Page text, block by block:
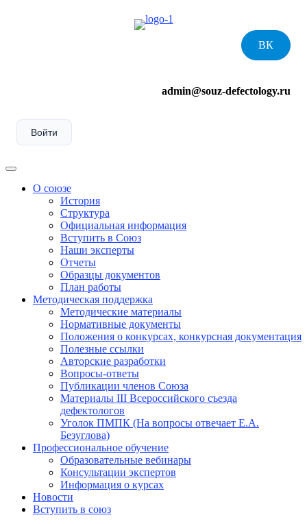
ВК
admin@souz-defectology.ru
Войти
Menu
О союзе
История
Структура
Официальная информация
Вступить в Союз
Наши эксперты
Отчеты
Образцы документов
План работы
Методическая поддержка
Методические материалы
Нормативные документы
Положения о конкурсах, конкурсная документация
Полезные ссылки
Авторские разработки
Вопросы-ответы
Публикации членов Союза
Материалы III Всероссийского съезда
дефектологов
Уголок ПМПК (На вопросы отвечает Е.А.
Безуглова)
Профессиональное обучение
Образовательные вебинары
Консультации экспертов
Информация о курсах
Новости
Вступить в союз